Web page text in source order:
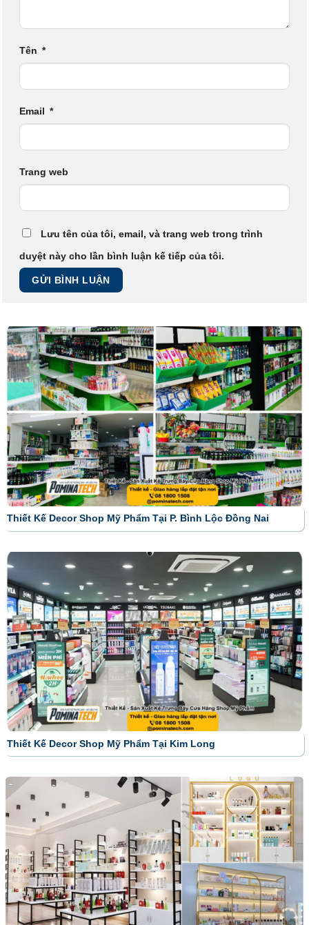
Tên *
Email *
Trang web
Lưu tên của tôi, email, và trang web trong trình
duyệt này cho lần bình luận kế tiếp của tôi.
Thiết Kế Decor Shop Mỹ Phẩm Tại P. Bình Lộc Đồng Nai
Thiết Kế Decor Shop Mỹ Phẩm Tại Kim Long